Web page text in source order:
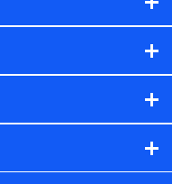
更改案内等を提供し
フィナンシャルグルー
に関する情報。例と
名、住所、生年月
の関係、保険加入の目
料のお支払方法、車
建物の構造や築年数
などの情報などが含ま